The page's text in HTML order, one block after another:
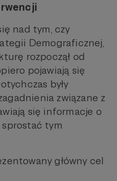
nad tym, czy
Demograficznej,
rozpoczął od
pojawiają się
były
związane z
się informacje o
tym
główny cel